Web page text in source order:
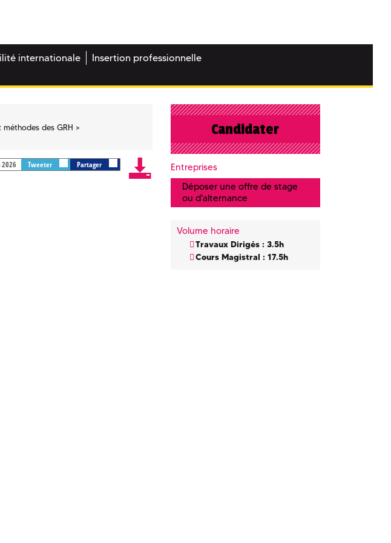
internationale
Insertion professionnelle
des GRH
Tweeter Partager
Candidater
Entreprises
Déposer une offre de stage
ou d'alternance
Volume horaire
Travaux Dirigés : 3.5h
Cours Magistral : 17.5h